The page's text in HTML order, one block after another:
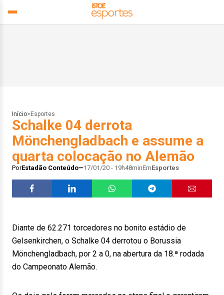
Início> Esportes
Schalke 04 derrota
Mönchengladbach e assume a
quarta colocação no Alemão
PorEstadão Conteúdo 17/01/20 - 19h48minEmEsportes
Diante de 62.271 torcedores no bonito estádio de
Gelsenkirchen, o Schalke 04 derrotou o Borussia
Mönchengladbach, por 2 a 0, na abertura da 18.ª rodada
do Campeonato Alemão.